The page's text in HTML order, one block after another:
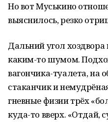
Но вот Муськино
выяснилось, резко
Дальний угол
каким-то шумом.
вагончика-туалета, на
стаканчик и
гневные физии трёх
куда-то вверх. «Отдай,